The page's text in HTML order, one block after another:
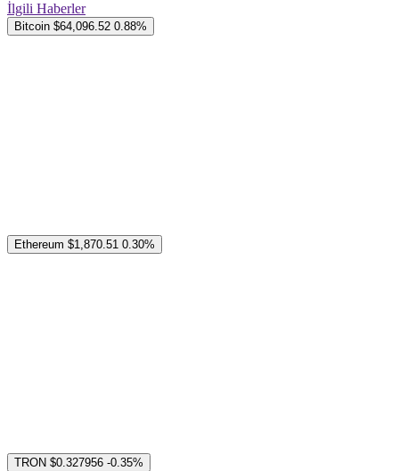
İlgili Haberler
Bitcoin $64,096.52 0.88%
Ethereum $1,870.51 0.30%
TRON $0.327956 -0.35%